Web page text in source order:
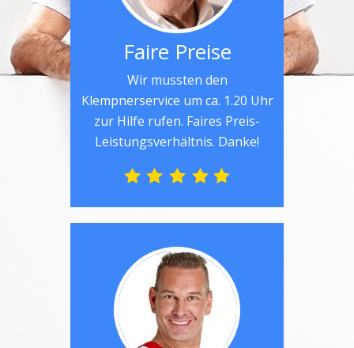
Faire Preise
Wir mussten den
Klempnerservice um ca. 1.20 Uhr
zur Hilfe rufen. Faires Preis-
Leistungsverhältnis. Danke!